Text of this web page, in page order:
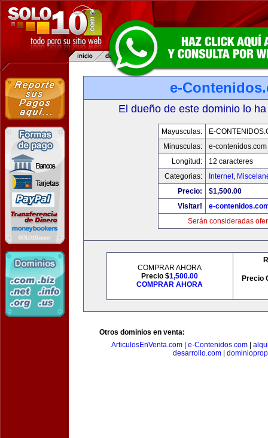
e-
El dueño de este dominio lo
Mayusculas:
E-
Minusculas:
e-contenidos.com
Longitud:
12 caracteres
Categorias:
Internet,
Precio:
$1,500.00
Visitar!
e-
Serán consideradas
COMPRAR AHORA
Precio $1,500.00
COMPRAR AHORA
Precio
Otros dominios en venta:
ArticulosEnVenta.com| e-Contenidos.com|
desarrollo.com|